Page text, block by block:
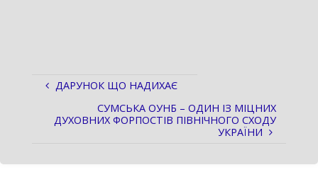
ДАРУНОК ЩО НАДИХАЄ
СУМСЬКА ОУНБ – ОДИН ІЗ МІЦНИХ
ДУХОВНИХ ФОРПОСТІВ ПІВНІЧНОГО СХОДУ
УКРАЇНИ